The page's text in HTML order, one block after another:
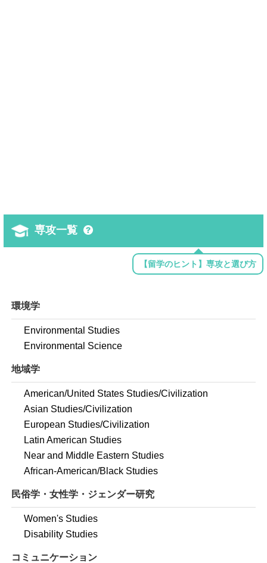
専攻一覧
【留学のヒント】専攻と選び方
環境学
Environmental Studies
Environmental Science
地域学
American/United States Studies/Civilization
Asian Studies/Civilization
European Studies/Civilization
Latin American Studies
Near and Middle Eastern Studies
African-American/Black Studies
民俗学・女性学・ジェンダー研究
Women's Studies
Disability Studies
コミュニケーション